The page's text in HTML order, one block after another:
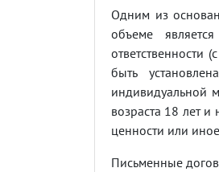
Одним из
объеме
ответственности
быть
индивидуальной
возраста 18 лет
ценности или
Письменные